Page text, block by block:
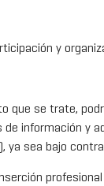
y
que se trate,
información y
ya sea bajo